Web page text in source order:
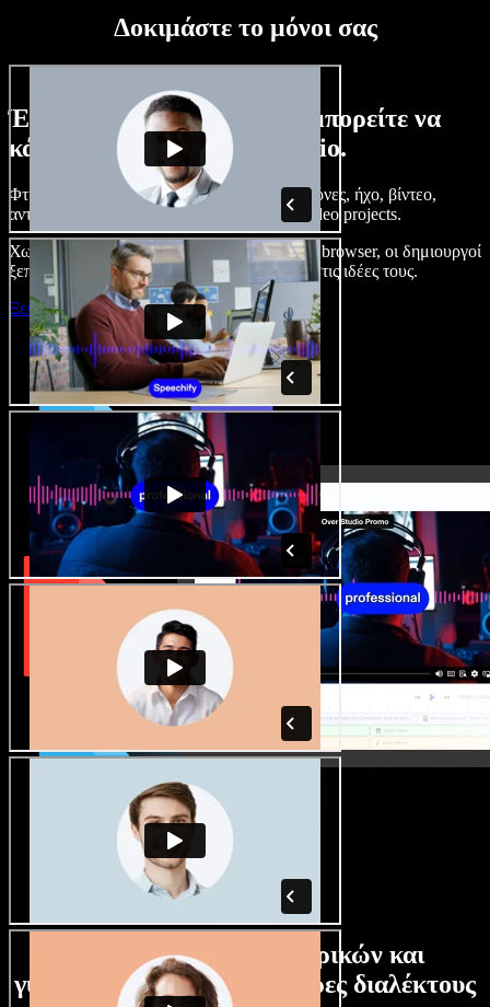
Δοκιμάστε το μόνοι σας
Ένα μικρό δείγμα από όσα μπορείτε να
κάνετε με το Speechify Studio.
Φτιάξτε voice overs, προσθέστε δωρεάν εικόνες, ήχο, βίντεο,
αντιγραφή φωνής – ολοκληρωμένα audio/video projects.
Χωρίς καμπύλη εκμάθησης και με όλα στον browser, οι δημιουργοί
ξεπερνούν τα κλασικά όρια και δίνουν ζωή στις ιδέες τους.
Ξεκινήστε με το Studio
Τεράστια συλλογή ανδρικών και
γυναικείων φωνών με άπειρες διαλέκτους